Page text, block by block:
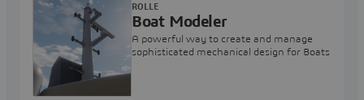
Boat Modeler
A powerful way to create and manage
sophisticated mechanical design for Boats
ROLLE